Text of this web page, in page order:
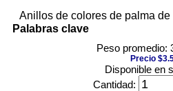
Anillos de colores de palma de
Palabras clave
Peso promedio:
Precio
Disponible en
Cantidad: